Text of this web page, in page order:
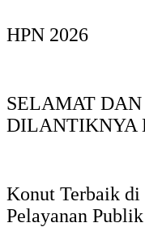
HPN 2026
SELAMAT DAN
DILANTIKNYA
Konut Terbaik di
Pelayanan